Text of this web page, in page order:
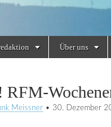
Über uns
RFM-
Meissner • 30. Dezember